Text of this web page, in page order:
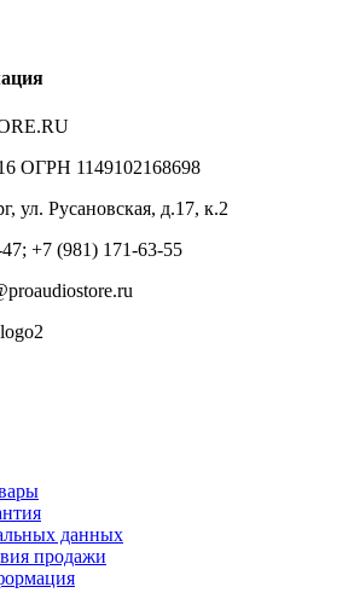
ОГРН 1149102168698
, ул. Русановская, д.17, к.2
+7 (981) 171-63-55
данных
продажи